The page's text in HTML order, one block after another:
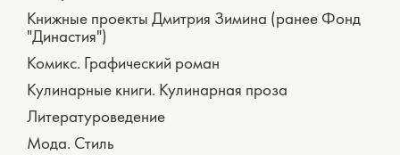
Книжные проекты Дмитрия Зимина (ранее Фонд
"Династия")
Комикс. Графический роман
Кулинарные книги. Кулинарная проза
Литературоведение
Мода. Стиль